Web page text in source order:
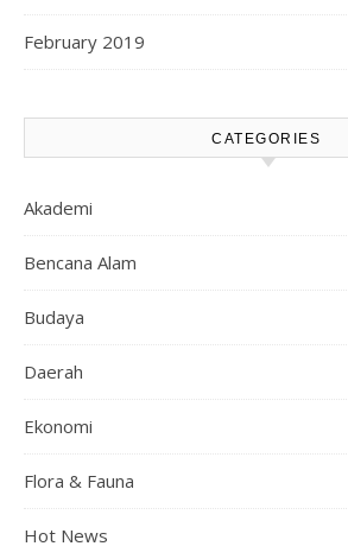
February 2019
CATEGORIES
Akademi
Bencana Alam
Budaya
Daerah
Ekonomi
Flora & Fauna
Hot News